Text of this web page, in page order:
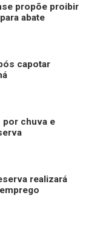
propõe proibir
abate
capotar
por chuva e
realizará